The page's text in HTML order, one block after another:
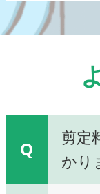
Q
剪定
かり